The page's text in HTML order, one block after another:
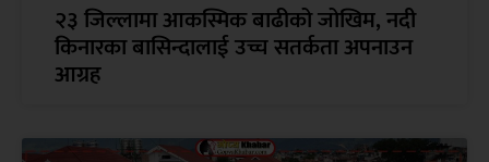
२३ जिल्लामा आकस्मिक बाढीको जोखिम, नदी
किनारका बासिन्दालाई उच्च सतर्कता अपनाउन
आग्रह